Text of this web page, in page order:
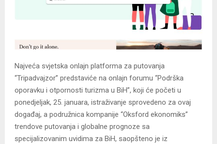
Najveća svjetska onlajn platforma za putovanja
“Tripadvajzor” predstaviće na onlajn forumu “Podrška
oporavku i otpornosti turizma u BiH”, koji će početi u
ponedjeljak, 25. januara, istraživanje sprovedeno za ovaj
događaj, a podružnica kompanije “Oksford ekonomiks”
trendove putovanja i globalne prognoze sa
specijalizovanim uvidima za BiH, saopšteno je iz